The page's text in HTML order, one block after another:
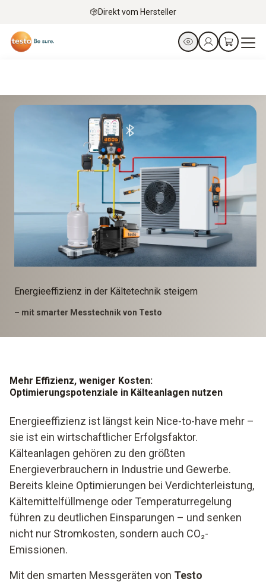
Direkt vom Hersteller
Energieeffizienz in der Kältetechnik steigern
– mit smarter Messtechnik von Testo
Mehr Effizienz, weniger Kosten:
Optimierungspotenziale in Kälteanlagen nutzen
Energieeffizienz ist längst kein Nice-to-have mehr –
sie ist ein wirtschaftlicher Erfolgsfaktor.
Kälteanlagen gehören zu den größten
Energieverbrauchern in Industrie und Gewerbe.
Bereits kleine Optimierungen bei Verdichterleistung,
Kältemittelfüllmenge oder Temperaturregelung
führen zu deutlichen Einsparungen – und senken
nicht nur Stromkosten, sondern auch CO₂-
Emissionen.
Mit den smarten Messgeräten von Testo